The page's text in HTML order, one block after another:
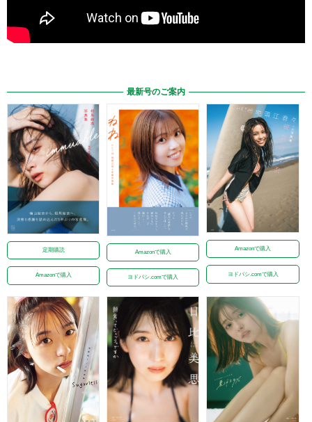
最新号のご案内
定期購読
Amazonで購入
Amazonで購入
ヨドバシ.comで購入
Amazonで購入
ヨドバシ.comで購入